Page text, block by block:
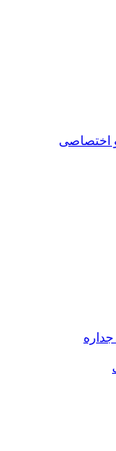
و اختصاصی